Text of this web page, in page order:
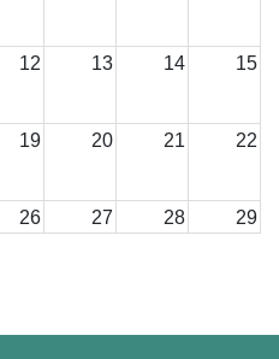
12 13 14 15
19 20 21 22
26 27 28 29